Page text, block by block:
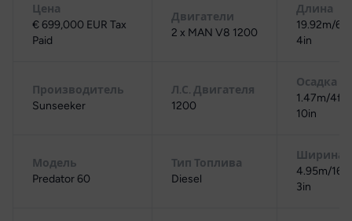
Цена
€ 699,000 EUR Tax
Paid
Двигатели
2 x MAN V8 1200
Длина
19.92m/
4in
Производитель
Sunseeker
Л.С. Двигателя
1200
Осадка
1.47m/4ft
10in
Модель
Predator 60
Тип Топлива
Diesel
Ширина
4.95m/16ft
3in